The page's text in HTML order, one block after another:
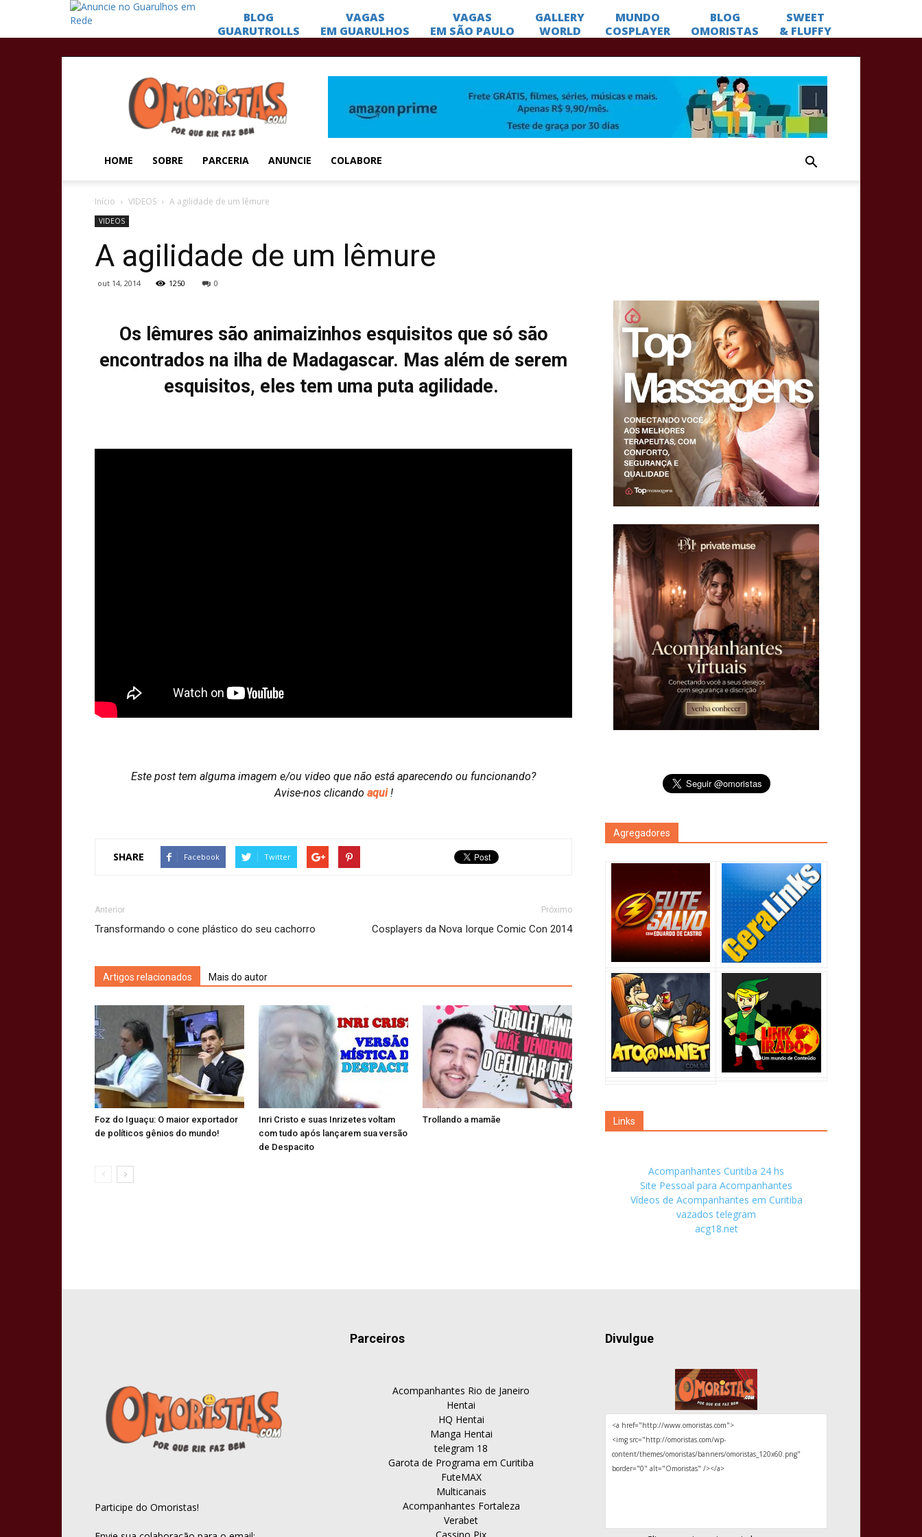
Omoristas
HOME SOBRE PARCERIA ANUNCIE COLABORE
Início VIDEOS A agilidade de um lêmure
VIDEOS
A agilidade de um lêmure
out 14, 2014 1250 0
Os lêmures são animaizinhos esquisitos que só são
encontrados na ilha de Madagascar. Mas além de serem
esquisitos, eles tem uma puta agilidade.
Este post tem alguma imagem e/ou video que não está aparecendo ou funcionando?
Avise-nos clicando aqui !
SHARE Facebook Twitter
Anterior
Transformando o cone plástico do seu cachorro
Próximo
Cosplayers da Nova Iorque Comic Con 2014
Artigos relacionados Mais do autor
Foz do Iguaçu: O maior exportador
de políticos gênios do mundo!
Inri Cristo e suas Inrizetes voltam
com tudo após lançarem sua versão
de Despacito
Trollando a mamãe
Agregadores
Links
Acompanhantes Curitiba 24 hs
Site Pessoal para Acompanhantes
Vídeos de Acompanhantes em Curitiba
vazados telegram
acg18.net
Participe do Omoristas!
Parceiros
Acompanhantes Rio de Janeiro
Hentai
HQ Hentai
Manga Hentai
telegram 18
Garota de Programa em Curitiba
FuteMAX
Multicanais
Acompanhantes Fortaleza
Verabet
Divulgue